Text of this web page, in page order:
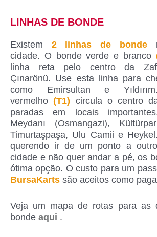
LINHAS DE BONDE
Existem 2 linhas de bonde
cidade. O bonde verde e branco
linha reta pelo centro da
Çınarönü. Use esta linha para
como Emirsultan e
vermelho(T1) circula o centro
paradas em locais
Meydanı (Osmangazi),
Timurtaşpaşa, Ulu Camii e
querendo ir de um ponto a
cidade e não quer andar a pé, os
ótima opção. O custo para um
BursaKarts são aceitos como
Veja um mapa de rotas para as
bonde aqui .